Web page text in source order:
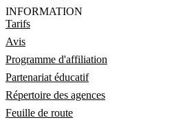
INFORMATION
Tarifs
Avis
Programme d'affiliation
Partenariat éducatif
Répertoire des agences
Feuille de route